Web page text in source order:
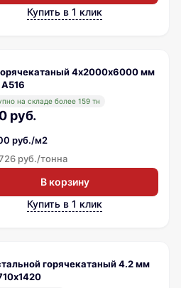
Купить в 1 клик
4х2000х6000 мм
на складе более 159 тн
руб.
руб./м2
руб./тонна
В корзину
Купить в 1 клик
горячекатаный 4.2 мм